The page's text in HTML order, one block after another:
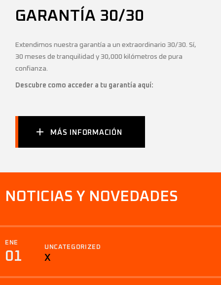
GARANTÍA 30/30
Extendimos nuestra garantía a un extraordinario 30/30. Sí,
30 meses de tranquilidad y 30,000 kilómetros de pura
confianza.
Descubre como acceder a tu garantía aquí:
MÁS INFORMACIÓN
NOTICIAS Y NOVEDADES
ENE
01
UNCATEGORIZED
X